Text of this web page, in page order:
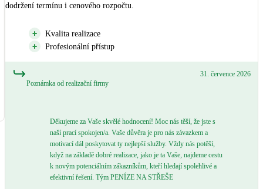
dodržení termínu i cenového rozpočtu.
Kvalita realizace
Profesionální přístup
Poznámka od realizační firmy
31. července 2026
Děkujeme za Vaše skvělé hodnocení! Moc nás těší, že jste s
naší prací spokojen/a. Vaše důvěra je pro nás závazkem a
motivací dál poskytovat ty nejlepší služby. Vždy nás potěší,
když na základě dobré realizace, jako je ta Vaše, najdeme cestu
k novým potenciálním zákazníkům, kteří hledají spolehlivé a
efektivní řešení. Tým PENÍZE NA STŘEŠE